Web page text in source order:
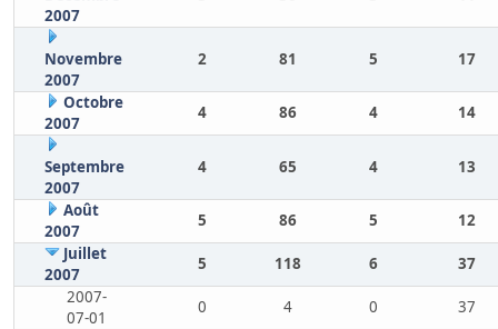
2007
Novembre
2007
2 81 5 17
Octobre
2007
4 86 4 14
Septembre
2007
4 65 4 13
Août
2007
5 86 5
12
Juillet
2007
5 118 6
37
2007-
07-01
0 4 0
37